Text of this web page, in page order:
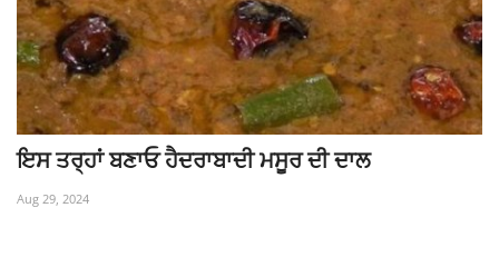
ਇਸ ਤਰ੍ਹਾਂ ਬਣਾਓ ਹੈਦਰਾਬਾਦੀ ਮਸੂਰ ਦੀ ਦਾਲ
Aug 29, 2024